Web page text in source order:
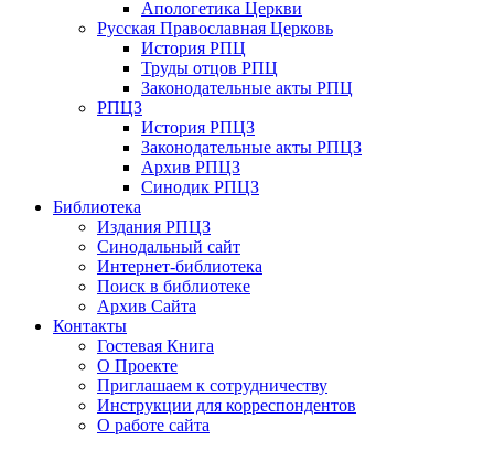
Апологетика Церкви
Русская Православная Церковь
История РПЦ
Труды отцов РПЦ
Законодательные акты РПЦ
РПЦЗ
История РПЦЗ
Законодательные акты РПЦЗ
Архив РПЦЗ
Синодик РПЦЗ
Библиотека
Издания РПЦЗ
Синодальный сайт
Интернет-библиотека
Поиск в библиотеке
Архив Сайта
Контакты
Гостевая Книга
О Проекте
Приглашаем к сотрудничеству
Инструкции для корреспондентов
О работе сайта